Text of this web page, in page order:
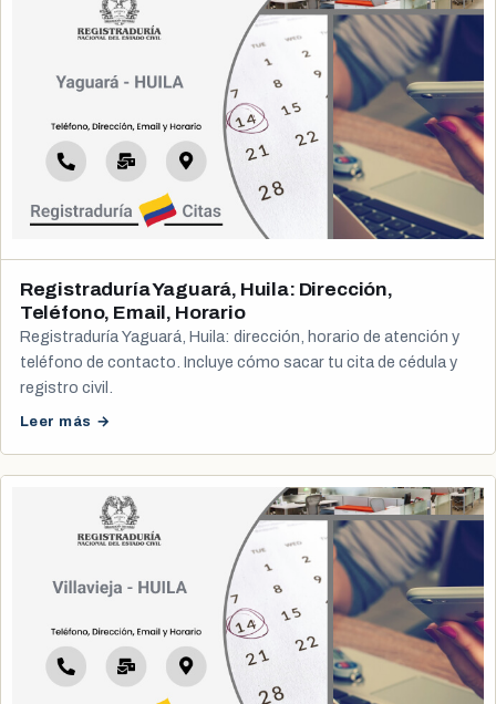
Registraduría Yaguará, Huila: Dirección,
Teléfono, Email, Horario
Registraduría Yaguará, Huila: dirección, horario de atención y
teléfono de contacto. Incluye cómo sacar tu cita de cédula y
registro civil.
Leer más →